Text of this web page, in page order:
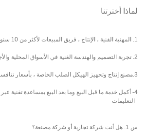
لماذا أخترتنا
1. المهنية الفنية ، الإنتاج ، فريق المبيعات لأكثر من 10 سنوات
2. تجربة التصميم والهندسة الغنية في الأسواق المحلية والأجنبية
3.مصنع إنتاج وتجهيز الهيكل الصلب الخاصة ، بأسعار تنافسية ومنتجات ذات جودة عالية.
4- أكمل خدمة ما قبل البيع وما بعد البيع بمساعدة تقنية عبر الإنترنت وفي الموقع.
التعليمات
س 1: هل أنت شركة تجارية أو شركة مصنعة؟